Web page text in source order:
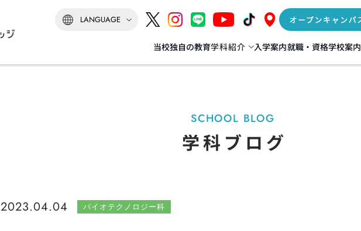
当校独自の教育学科紹介
IoT+AI科
データサイエンス+AI科
入学案内就職・資格学校案内
SCHOOL BLOG
学科ブログ
2023.04.04 バイオテクノロジー科